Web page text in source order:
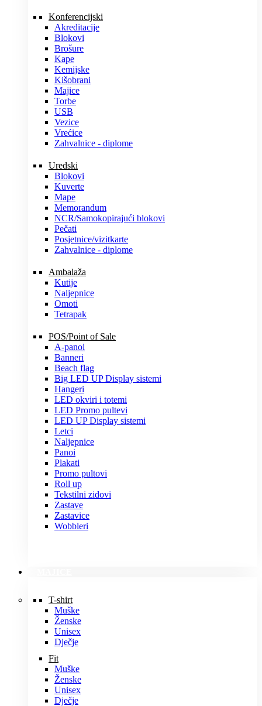
Konferencijski
Akreditacije
Blokovi
Brošure
Kape
Kemijske
Kišobrani
Majice
Torbe
USB
Vezice
Vrećice
Zahvalnice - diplome
Uredski
Blokovi
Kuverte
Mape
Memorandum
NCR/Samokopirajući blokovi
Pečati
Posjetnice/vizitkarte
Zahvalnice - diplome
Ambalaža
Kutije
Naljepnice
Omoti
Tetrapak
POS/Point of Sale
A-panoi
Banneri
Beach flag
Big LED UP Display sistemi
Hangeri
LED okviri i totemi
LED Promo pultevi
LED UP Display sistemi
Letci
Naljepnice
Panoi
Plakati
Promo pultovi
Roll up
Tekstilni zidovi
Zastave
Zastavice
Wobbleri
T-shirt
Muške
Ženske
Unisex
Dječje
Fit
Muške
Ženske
Unisex
Dječje